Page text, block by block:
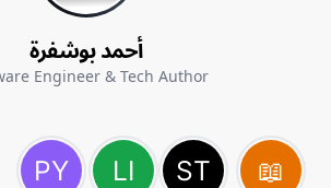
أحمد بوشفرة
Engineer & Tech Author